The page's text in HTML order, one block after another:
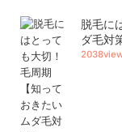
脱毛に
ダ毛対